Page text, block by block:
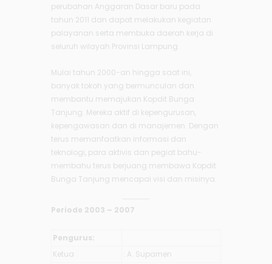
perubahan Anggaran Dasar baru pada
tahun 2011 dan dapat melakukan kegiatan
palayanan serta membuka daerah kerja di
seluruh wilayah Provinsi Lampung.
Mulai tahun 2000-an hingga saat ini,
banyak tokoh yang bermunculan dan
membantu memajukan Kopdit Bunga
Tanjung. Mereka aktif di kepengurusan,
kepengawasan dan di manajemen. Dengan
terus memanfaatkan informasi dan
teknologi, para aktivis dan pegiat bahu-
membahu terus berjuang membawa Kopdit
Bunga Tanjung mencapai visi dan misinya.
Periode 2003 – 2007
Pengurus:
Ketua
: A. Suparnen